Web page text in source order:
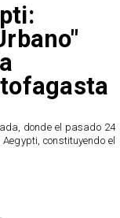
donde el pasado 24
constituyendo el